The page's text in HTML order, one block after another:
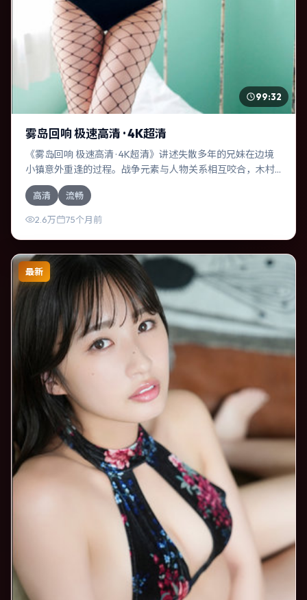
99:32
雾岛回响 极速高清 · 4K超清
《雾岛回响 极速高清 · 4K超清》讲述失散多年的兄妹在边境
小镇意外重逢的过程。战争元素与人物关系相互咬合，木村
拓哉、梁朝伟的对手戏尤为出彩。导演薛晓路善于在长镜头
中积蓄张力，本片亦在意大利实地取景，增强真实质感。
高清 流畅
2.6万 75个月前
最新